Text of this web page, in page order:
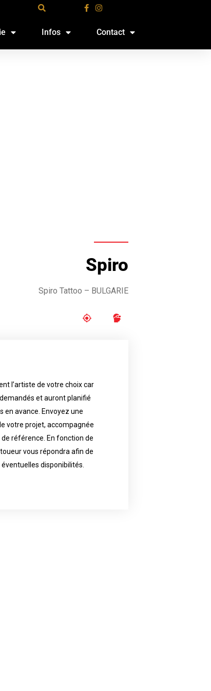
Infos Contact
Spiro
Spiro Tattoo – BULGARIE
l’artiste de votre choix car
et auront planifié
en avance. Envoyez une
votre projet, accompagnée
de référence. En fonction de
vous répondra afin de
disponibilités.
of your choice because
and will have planned
advance. Send an accurate
if possible attached
Depending your request,
answer to tell you his